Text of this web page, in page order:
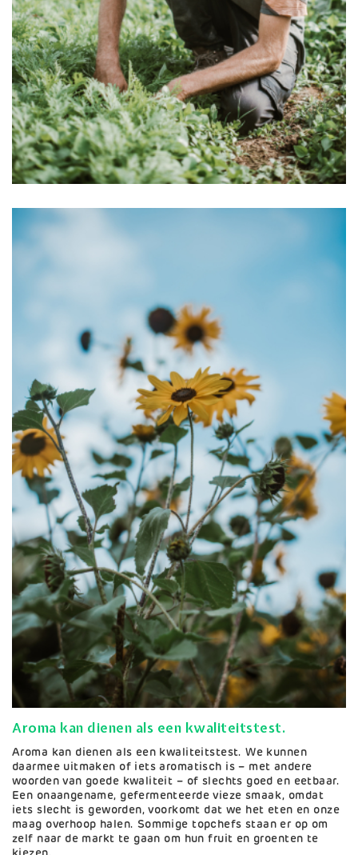
Aroma kan dienen als een kwaliteitstest.
Aroma kan dienen als een kwaliteitstest. We kunnen
daarmee uitmaken of iets aromatisch is – met andere
woorden van goede kwaliteit – of slechts goed en eetbaar.
Een onaangename, gefermenteerde vieze smaak, omdat
iets slecht is geworden, voorkomt dat we het eten en onze
maag overhoop halen. Sommige topchefs staan er op om
zelf naar de markt te gaan om hun fruit en groenten te